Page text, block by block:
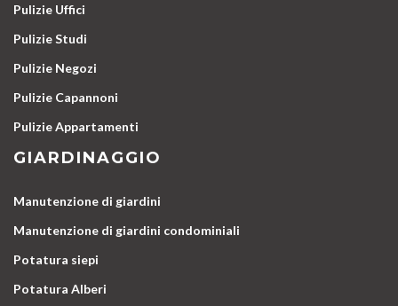
Pulizie Uffici
Pulizie Studi
Pulizie Negozi
Pulizie Capannoni
Pulizie Appartamenti
GIARDINAGGIO
Manutenzione di giardini
Manutenzione di giardini condominiali
Potatura siepi
Potatura Alberi